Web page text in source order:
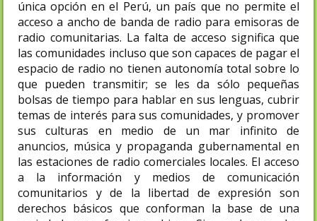
única opción en el Perú, un país que no permite el
acceso a ancho de banda de radio para emisoras de
radio comunitarias. La falta de acceso significa que
las comunidades incluso que son capaces de pagar el
espacio de radio no tienen autonomía total sobre lo
que pueden transmitir; se les da sólo pequeñas
bolsas de tiempo para hablar en sus lenguas, cubrir
temas de interés para sus comunidades, y promover
sus culturas en medio de un mar infinito de
anuncios, música y propaganda gubernamental en
las estaciones de radio comerciales locales. El acceso
a la información y medios de comunicación
comunitarios y de la libertad de expresión son
derechos básicos que conforman la base de una